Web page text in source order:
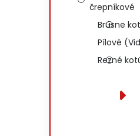
črepníkové
Brúsne
Pílové
Rezné